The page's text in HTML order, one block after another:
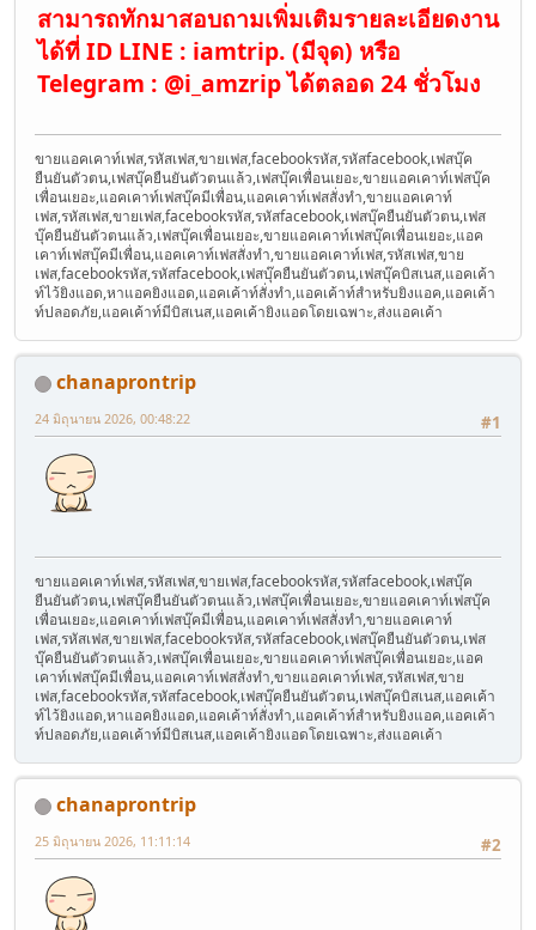
สามารถทักมาสอบถามเพิ่มเติมรายละเอียดงาน
ได้ที่ ID LINE : iamtrip. (มีจุด) หรือ
Telegram : @i_amzrip ได้ตลอด 24 ชั่วโมง
ขายแอคเคาท์เฟส,รหัสเฟส,ขายเฟส,facebookรหัส,รหัสfacebook,เฟสบุ๊ค
ยืนยันตัวตน,เฟสบุ๊คยืนยันตัวตนแล้ว,เฟสบุ๊คเพื่อนเยอะ,ขายแอคเคาท์เฟสบุ๊ค
เพื่อนเยอะ,แอคเคาท์เฟสบุ๊คมีเพื่อน,แอคเคาท์เฟสสั่งทำ,ขายแอคเคาท์
เฟส,รหัสเฟส,ขายเฟส,facebookรหัส,รหัสfacebook,เฟสบุ๊คยืนยันตัวตน,เฟส
บุ๊คยืนยันตัวตนแล้ว,เฟสบุ๊คเพื่อนเยอะ,ขายแอคเคาท์เฟสบุ๊คเพื่อนเยอะ,แอค
เคาท์เฟสบุ๊คมีเพื่อน,แอคเคาท์เฟสสั่งทำ,ขายแอคเคาท์เฟส,รหัสเฟส,ขาย
เฟส,facebookรหัส,รหัสfacebook,เฟสบุ๊คยืนยันตัวตน,เฟสบุ๊คบิสเนส,แอคเค้า
ท์ไว้ยิงแอด,หาแอคยิงแอด,แอคเค้าท์สั่งทำ,แอคเค้าท์สำหรับยิงแอค,แอคเค้า
ท์ปลอดภัย,แอคเค้าท์มีบิสเนส,แอคเค้ายิงแอดโดยเฉพาะ,ส่งแอคเค้า
chanaprontrip
#1
24 มิถุนายน 2026, 00:48:22
ขายแอคเคาท์เฟส,รหัสเฟส,ขายเฟส,facebookรหัส,รหัสfacebook,เฟสบุ๊ค
ยืนยันตัวตน,เฟสบุ๊คยืนยันตัวตนแล้ว,เฟสบุ๊คเพื่อนเยอะ,ขายแอคเคาท์เฟสบุ๊ค
เพื่อนเยอะ,แอคเคาท์เฟสบุ๊คมีเพื่อน,แอคเคาท์เฟสสั่งทำ,ขายแอคเคาท์
เฟส,รหัสเฟส,ขายเฟส,facebookรหัส,รหัสfacebook,เฟสบุ๊คยืนยันตัวตน,เฟส
บุ๊คยืนยันตัวตนแล้ว,เฟสบุ๊คเพื่อนเยอะ,ขายแอคเคาท์เฟสบุ๊คเพื่อนเยอะ,แอค
เคาท์เฟสบุ๊คมีเพื่อน,แอคเคาท์เฟสสั่งทำ,ขายแอคเคาท์เฟส,รหัสเฟส,ขาย
เฟส,facebookรหัส,รหัสfacebook,เฟสบุ๊คยืนยันตัวตน,เฟสบุ๊คบิสเนส,แอคเค้า
ท์ไว้ยิงแอด,หาแอคยิงแอด,แอคเค้าท์สั่งทำ,แอคเค้าท์สำหรับยิงแอค,แอคเค้า
ท์ปลอดภัย,แอคเค้าท์มีบิสเนส,แอคเค้ายิงแอดโดยเฉพาะ,ส่งแอคเค้า
chanaprontrip
#2
25 มิถุนายน 2026, 11:11:14